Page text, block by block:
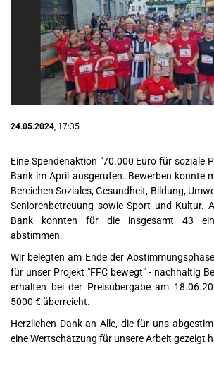
24.05.2024 , 17:35
Eine Spendenaktion "70.000 Euro für soziale
Bank im April ausgerufen. Bewerben konnte
Bereichen Soziales, Gesundheit, Bildung,
Seniorenbetreuung sowie Sport und Kultur.
Bank konnten für die insgesamt 43
abstimmen.
Wir belegten am Ende der
für unser Projekt "FFC bewegt" - nachhaltig
erhalten bei der Preisübergabe am
5000 € überreicht.
Herzlichen Dank an Alle, die für uns
eine Wertschätzung für unsere Arbeit gezeigt